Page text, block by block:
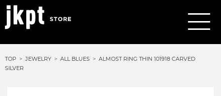
TOP JEWELRY ALL BLUES
ALMOST RING THIN 101918 CARVED
SILVER